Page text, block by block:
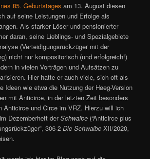
85. Geburtstages am 13. August diesen
auf seine Leistungen und Erfolge als
Als starker Löser und pensionierter
daran, seine Lieblings- und Spezialgebiete
(Verteidigungsrückzüger mit der
nicht nur kompositorisch (und erfolgreich!)
in vielen Vorträgen und Aufsätzen zu
Hier hatte er auch viele, sich oft als
Ideen wie etwa die Nutzung der Høeg-Version
mit Anticirce, in der letzten Zeit besonders
Anticirce und Circe im VRZ. Hierzu will ich
Dezemberheft derSchwalbe (“Anticirce plus
306-2Die Schwalbe XII/2020,